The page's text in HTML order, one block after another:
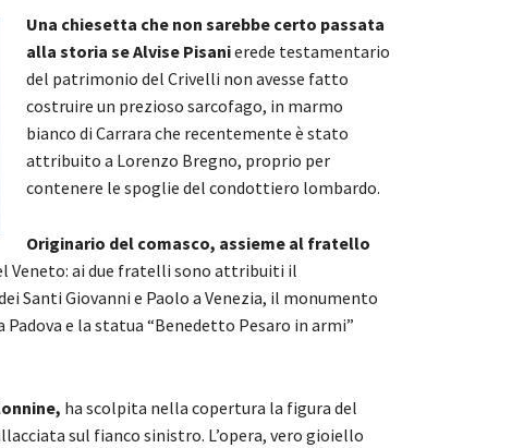
Una chiesetta che non sarebbe certo passata
alla storia se Alvise Pisanierede testamentario
del patrimonio del Crivelli non avesse fatto
costruire un prezioso sarcofago, in marmo
bianco di Carrara che recentemente è stato
attribuito a Lorenzo Bregno, proprio per
contenere le spoglie del condottiero lombardo.
Originario del comasco, assieme al fratello
Veneto: ai due fratelli sono attribuiti il
Santi Giovanni e Paolo a Venezia, il monumento
e la statua “Benedetto Pesaro in armi”
ha scolpita nella copertura la figura del
sul fianco sinistro. L’opera, vero gioiello